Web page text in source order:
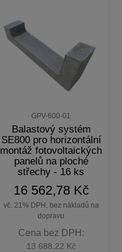
GPV-600-01
Balastový systém
SE800 pro horizontální
montáž fotovoltaických
panelů na ploché
střechy - 16 ks
16 562,78 Kč
vč. 21% DPH, bez nákladů na
dopravu
Cena bez DPH:
13 688,22 Kč